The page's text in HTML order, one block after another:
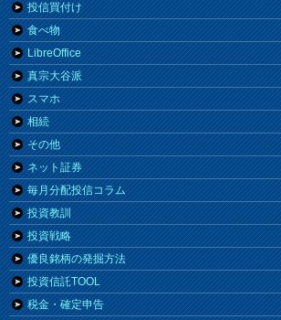
投信買付け
食べ物
LibreOffice
真宗大谷派
スマホ
相続
その他
ネット証券
毎月分配投信コラム
投資教訓
投資戦略
優良銘柄の発掘方法
投資信託TOOL
税金・確定申告